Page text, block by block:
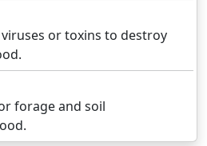
or toxins to destroy
forage and soil